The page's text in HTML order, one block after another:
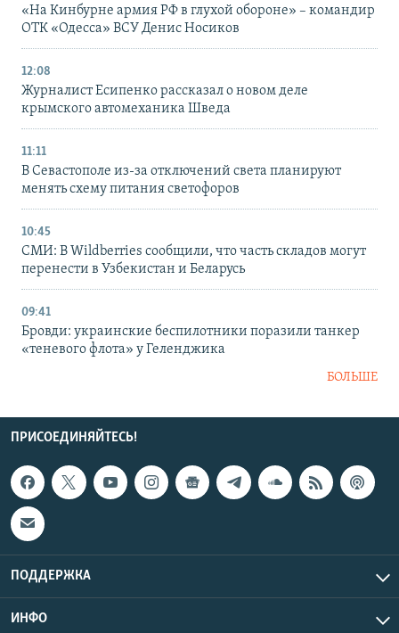
«На Кинбурне армия РФ в глухой обороне» – командир
ОТК «Одесса» ВСУ Денис Носиков
12:08
Журналист Есипенко рассказал о новом деле
крымского автомеханика Шведа
11:11
В Севастополе из-за отключений света планируют
менять схему питания светофоров
10:45
СМИ: В Wildberries сообщили, что часть складов могут
перенести в Узбекистан и Беларусь
09:41
Бровди: украинские беспилотники поразили танкер
«теневого флота» у Геленджика
БОЛЬШЕ
ПРИСОЕДИНЯЙТЕСЬ!
ПОДДЕРЖКА
ИНФО